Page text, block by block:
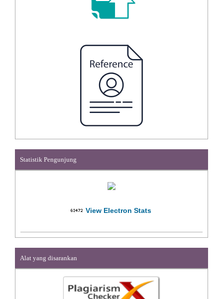
Statistik Pengunjung
View Electron Stats
Alat yang disarankan